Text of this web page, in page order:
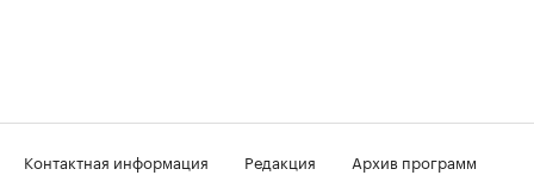
Контактная информация Редакция
Архив программ